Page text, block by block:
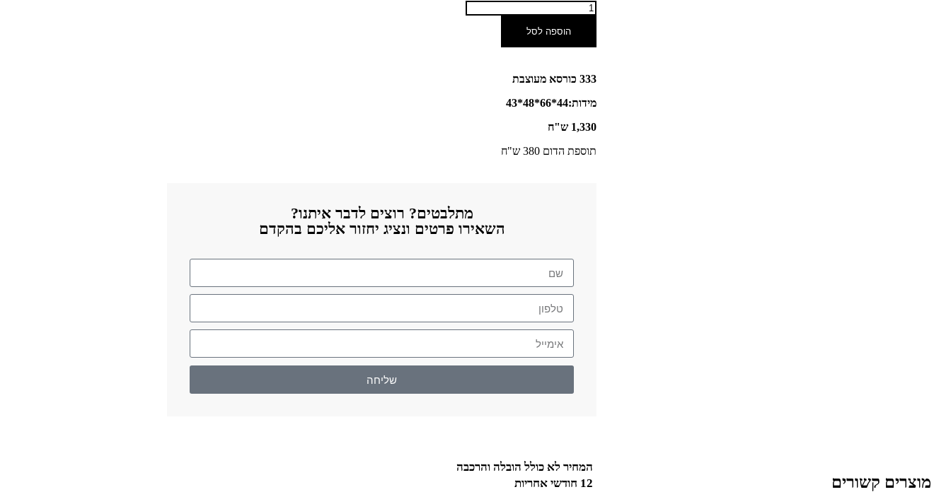
הוספה לסל
333 כורסא מעוצבת
מידות:44*66*48*43
1,330 ש"ח
תוספת הדום 380 ש"ח
מתלבטים? רוצים לדבר איתנו?
השאירו פרטים ונציג יחזור אליכם בהקדם
שליחה
מוצרים קשורים
המחיר לא כולל הובלה והרכבה
12 חודשי אחריות